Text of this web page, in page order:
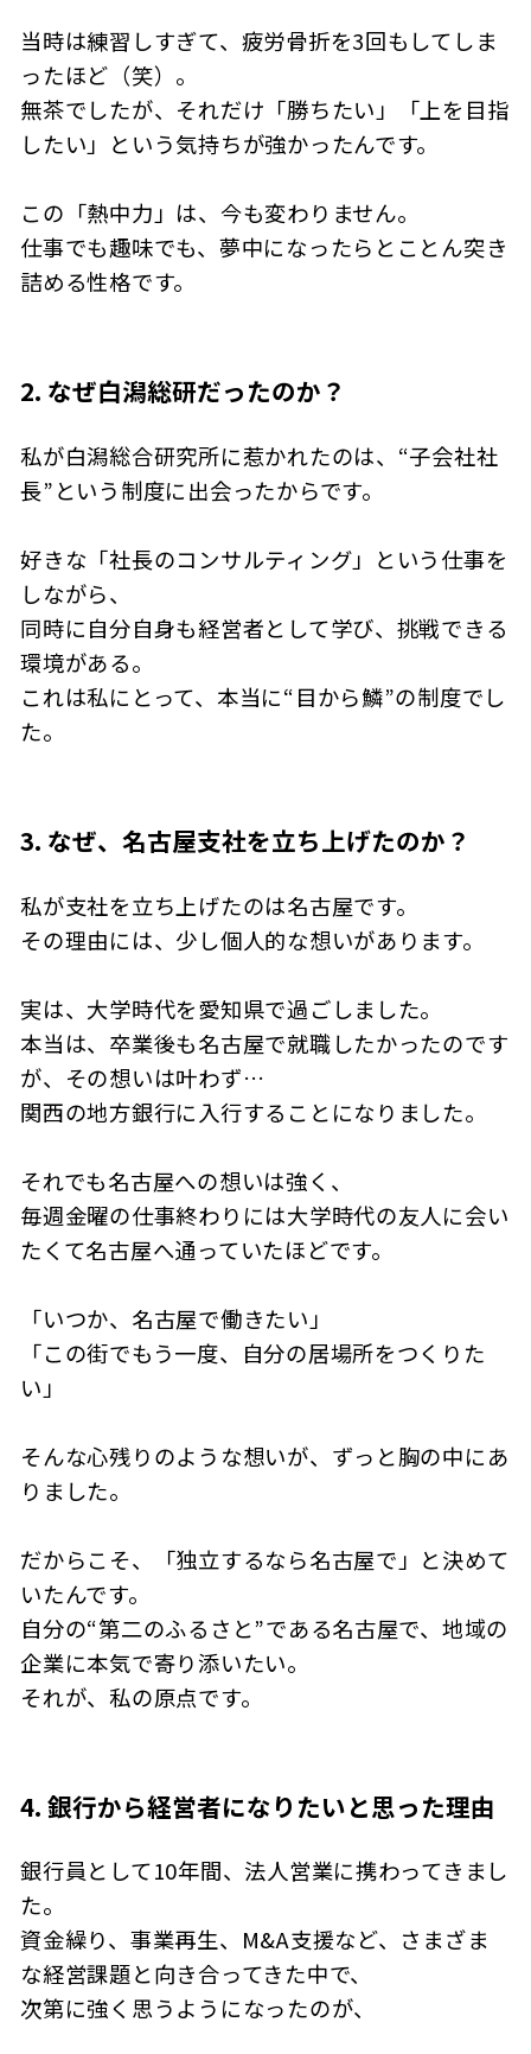
当時は練習しすぎて、疲労骨折を3回もしてしま
ったほど（笑）。
無茶でしたが、それだけ「勝ちたい」「上を目指
したい」という気持ちが強かったんです。
この「熱中力」は、今も変わりません。
仕事でも趣味でも、夢中になったらとことん突き
詰める性格です。
2. なぜ白潟総研だったのか？
私が白潟総合研究所に惹かれたのは、“子会社社
長”という制度に出会ったからです。
好きな「社長のコンサルティング」という仕事を
しながら、
同時に自分自身も経営者として学び、挑戦できる
環境がある。
これは私にとって、本当に“目から鱗”の制度でし
た。
3. なぜ、名古屋支社を立ち上げたのか？
私が支社を立ち上げたのは名古屋です。
その理由には、少し個人的な想いがあります。
実は、大学時代を愛知県で過ごしました。
本当は、卒業後も名古屋で就職したかったのです
が、その想いは叶わず…
関西の地方銀行に入行することになりました。
それでも名古屋への想いは強く、
毎週金曜の仕事終わりには大学時代の友人に会い
たくて名古屋へ通っていたほどです。
「いつか、名古屋で働きたい」
「この街でもう一度、自分の居場所をつくりた
い」
そんな心残りのような想いが、ずっと胸の中にあ
りました。
だからこそ、「独立するなら名古屋で」と決めて
いたんです。
自分の“第二のふるさと”である名古屋で、地域の
企業に本気で寄り添いたい。
それが、私の原点です。
4. 銀行から経営者になりたいと思った理由
銀行員として10年間、法人営業に携わってきまし
た。
資金繰り、事業再生、M&A支援など、さまざま
な経営課題と向き合ってきた中で、
次第に強く思うようになったのが、